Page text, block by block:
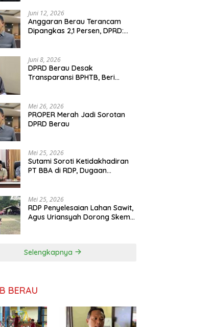
Juni 12, 2026
Anggaran Berau Terancam
Dipangkas 2,1 Persen, DPRD:
Juni 8, 2026
DPRD Berau Desak
Transparansi BPHTB, Beri
Mei 26, 2026
PROPER Merah Jadi Sorotan
DPRD Berau
Mei 25, 2026
Sutami Soroti Ketidakhadiran
PT BBA di RDP, Dugaan
Mei 25, 2026
RDP Penyelesaian Lahan Sawit,
Agus Uriansyah Dorong Skema
Selengkapnya
BERAU